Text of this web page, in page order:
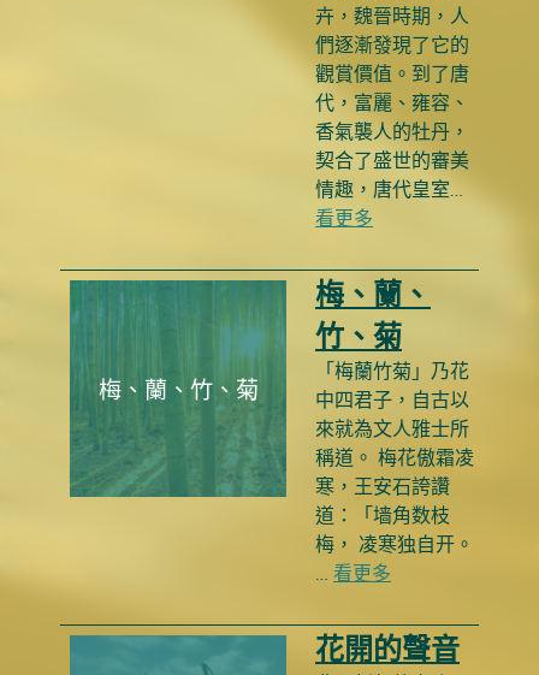
卉，魏晉時期，人
們逐漸發現了它的
觀賞價值。到了唐
代，富麗、雍容、
香氣襲人的牡丹，
契合了盛世的審美
情趣，唐代皇室…
看更多
梅、蘭、竹、菊
梅、蘭、
竹、菊
「梅蘭竹菊」乃花
中四君子，自古以
來就為文人雅士所
稱道。 梅花傲霜凌
寒，王安石誇讚
道：「墙角数枝
梅， 凌寒独自开。
看更多
花開的聲音